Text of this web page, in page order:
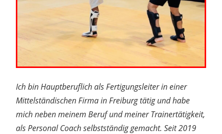
Ich bin Hauptberuflich als Fertigungsleiter in einer
Mittelständischen Firma in Freiburg tätig und habe
mich neben meinem Beruf und meiner Trainertätigkeit,
als Personal Coach selbstständig gemacht. Seit 2019